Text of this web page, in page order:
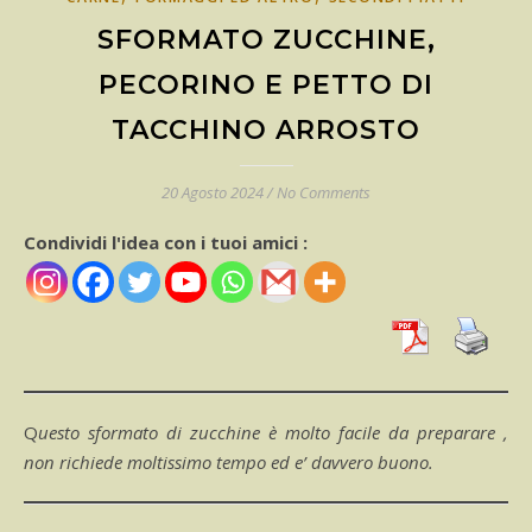
SFORMATO ZUCCHINE,
PECORINO E PETTO DI
TACCHINO ARROSTO
20 Agosto 2024/ No Comments
Condividi l'idea con i tuoi amici :
Questo sformato di zucchine è molto facile da preparare ,
non richiede moltissimo tempo ed e’ davvero buono.